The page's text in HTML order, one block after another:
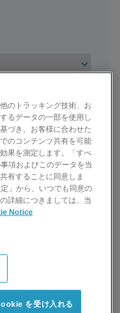
Simplified
(0-12) in
is
in three steps
SCIEX OS:
のトラッキング技術、お
るデータの一部を使用し
づき、お客様に合わせた
のコンテンツ共有を可能
果を測定します。「すべ
項およびこのデータを当
有することに同意しま
」から、いつでも同意の
詳細につきましては、当
Notice
を受け入れる